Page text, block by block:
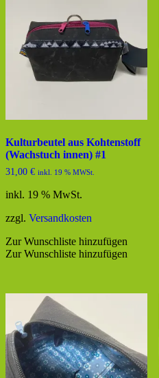
Kulturbeutel aus Kohtenstoff
(Wachstuch innen) #1
31,00 € inkl. 19 % MWSt.
inkl. 19 % MwSt.
zzgl. Versandkosten
Zur Wunschliste hinzufügen
Zur Wunschliste hinzufügen